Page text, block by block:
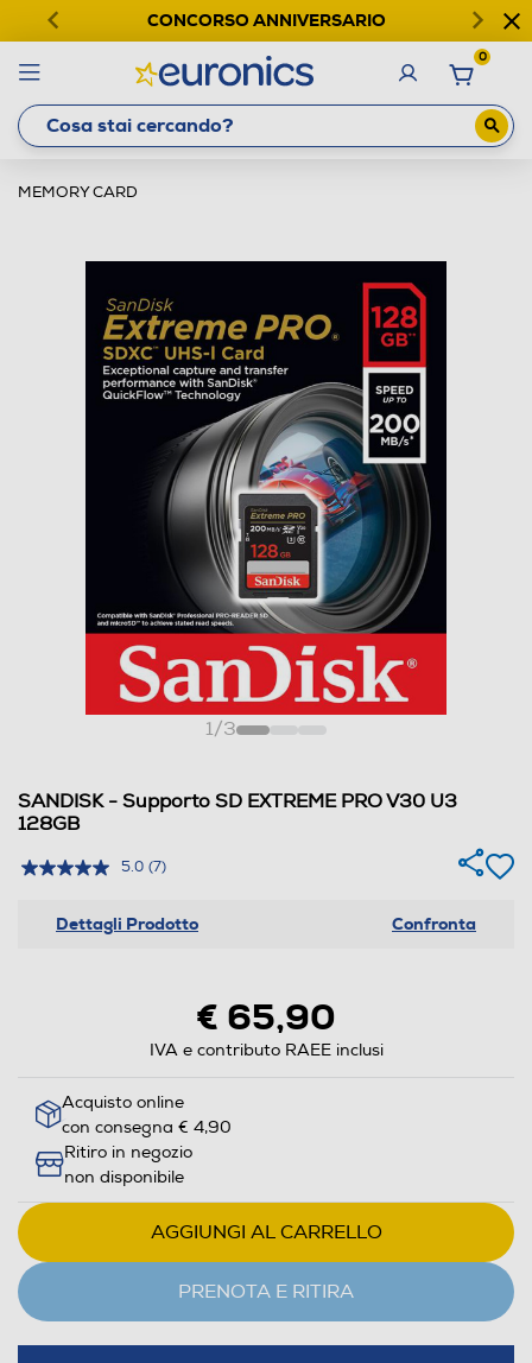
CONCORSO ANNIVERSARIO
0
MEMORY CARD
1/3
SANDISK - Supporto SD EXTREME PRO V30 U3
128GB
5.0 (7)
Dettagli Prodotto Confronta
€ 65,90
IVA e contributo RAEE inclusi
Acquisto online
con consegna € 4,90
Ritiro in negozio
non disponibile
AGGIUNGI AL CARRELLO
PRENOTA E RITIRA